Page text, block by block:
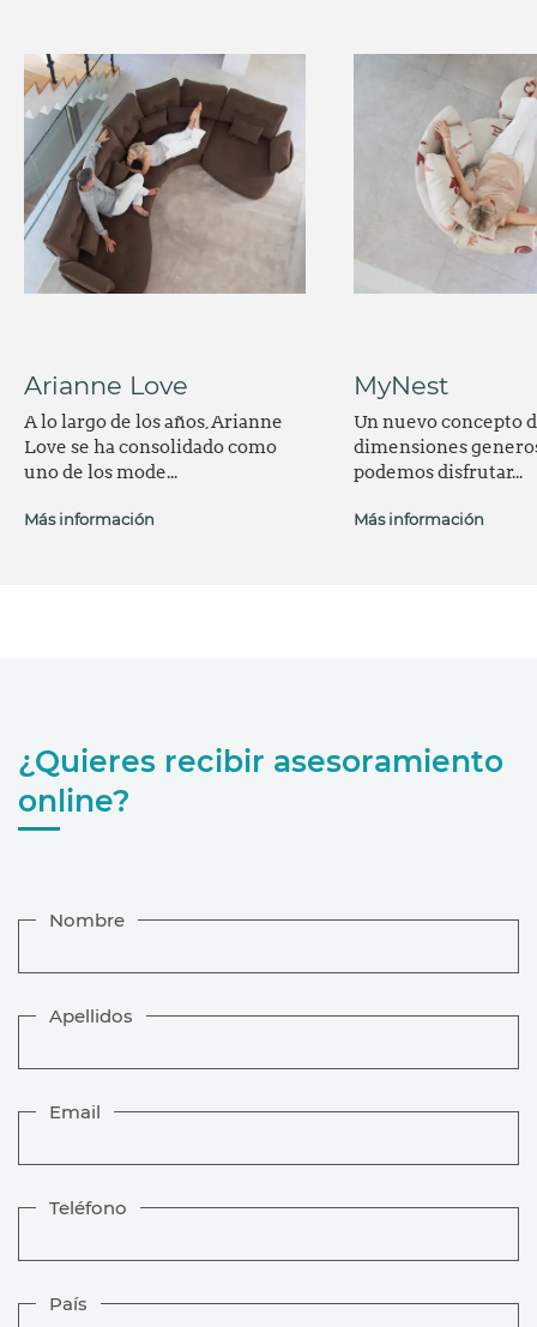
Arianne Love
A lo largo de los años, Arianne
Love se ha consolidado como
uno de los mode...
Más información
MyNest
Un nuevo concepto
dimensiones
podemos disfrutar...
Más información
¿Quieres recibir asesoramiento
online?
Nombre
Apellidos
Email
Teléfono
País